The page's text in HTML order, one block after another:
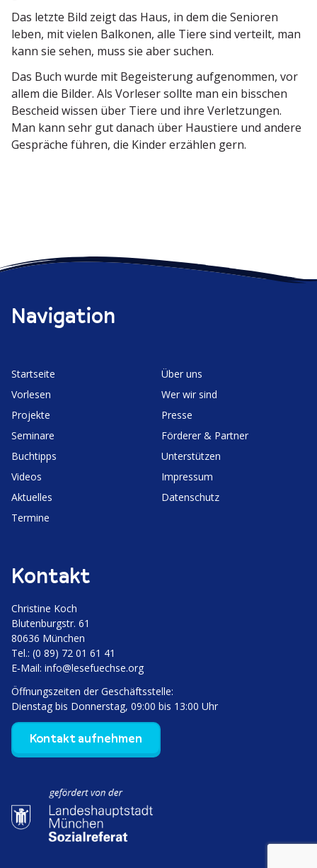
Das letzte Bild zeigt das Haus, in dem die Senioren
leben, mit vielen Balkonen, alle Tiere sind verteilt, man
kann sie sehen, muss sie aber suchen.
Das Buch wurde mit Begeis­terung aufge­nommen, vor
allem die Bilder. Als Vorleser sollte man ein bisschen
Bescheid wissen über Tiere und ihre Verlet­zungen.
Man kann sehr gut danach über Haustiere und andere
Gespräche führen, die Kinder erzählen gern.
Navigation
Start­seite
Vorlesen
Projekte
Seminare
Buchtipps
Videos
Aktuelles
Termine
Über uns
Wer wir sind
Presse
Förderer & Partner
Unter­stützen
Impressum
Daten­schutz
Kontakt
Christine Koch
Bluten­burgstr. 61
80636 München
Tel.: (0 89) 72 01 61 41
E‑Mail: info@lesefuechse.org
Öffnungs­zeiten der Geschäftsstelle:
Dienstag bis Donnerstag, 09:00 bis 13:00 Uhr
Kontakt aufnehmen